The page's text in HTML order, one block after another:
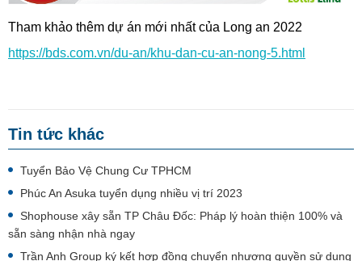
Tham khảo thêm dự án mới nhất của Long an 2022
https://bds.com.vn/du-an/khu-dan-cu-an-nong-5.html
Tin tức khác
Tuyển Bảo Vệ Chung Cư TPHCM
Phúc An Asuka tuyển dụng nhiều vị trí 2023
Shophouse xây sẵn TP Châu Đốc: Pháp lý hoàn thiện 100% và
sẵn sàng nhận nhà ngay
Trần Anh Group ký kết hợp đồng chuyển nhượng quyền sử dụng